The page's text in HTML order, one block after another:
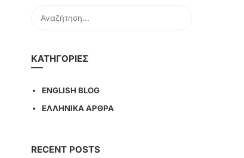
KΑΤΗΓΟΡΊΕΣ
ENGLISH BLOG
ΕΛΛΗΝΙΚΑ ΑΡΘΡΑ
RECENT POSTS